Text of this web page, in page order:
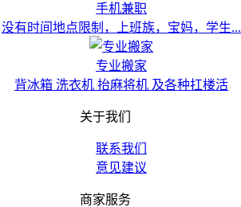
手机兼职
没有时间地点限制，上班族，宝妈，学生...
专业搬家
背冰箱 洗衣机 抬麻将机 及各种扛楼活
关于我们
联系我们
意见建议
商家服务